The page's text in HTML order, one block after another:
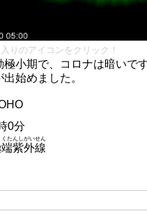
りのアイコンをクリック！
極小期で、コロナは暗いで
始めました。
0分
紫外線
くたんしがいせん